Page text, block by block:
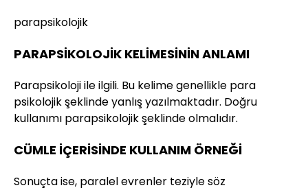
parapsikolojik
PARAPSİKOLOJİK KELİMESİNİN ANLAMI
Parapsikoloji ile ilgili. Bu kelime genellikle para
psikolojik şeklinde yanlış yazılmaktadır. Doğru
kullanımı parapsikolojik şeklinde olmalıdır.
CÜMLE İÇERİSİNDE KULLANIM ÖRNEĞİ
Sonuçta ise, paralel evrenler teziyle söz